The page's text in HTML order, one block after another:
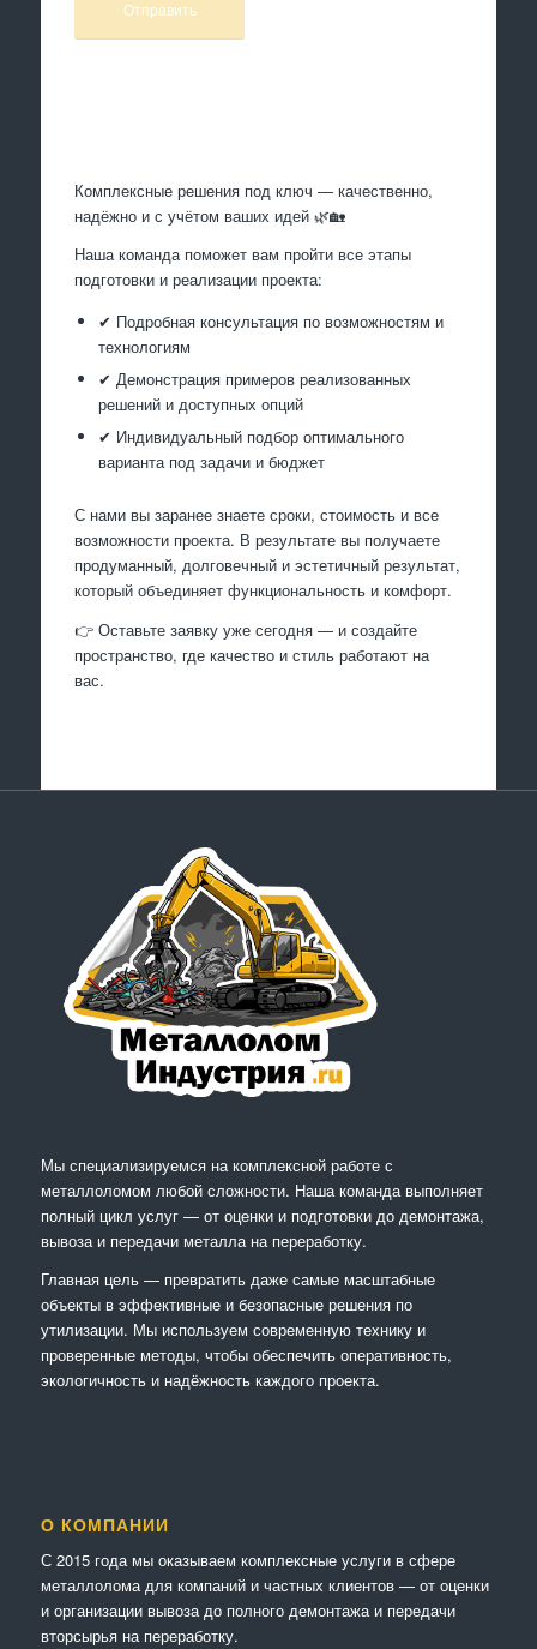
Комплексные решения под ключ — качественно,
надёжно и с учётом ваших идей 🌿🏡
Наша команда поможет вам пройти все этапы
подготовки и реализации проекта:
✔ Подробная консультация по возможностям и
технологиям
✔ Демонстрация примеров реализованных
решений и доступных опций
✔ Индивидуальный подбор оптимального
варианта под задачи и бюджет
С нами вы заранее знаете сроки, стоимость и все
возможности проекта. В результате вы получаете
продуманный, долговечный и эстетичный результат,
который объединяет функциональность и комфорт.
👉 Оставьте заявку уже сегодня — и создайте
пространство, где качество и стиль работают на
вас.
Мы специализируемся на комплексной работе с
металлоломом любой сложности. Наша команда выполняет
полный цикл услуг — от оценки и подготовки до демонтажа,
вывоза и передачи металла на переработку.
Главная цель — превратить даже самые масштабные
объекты в эффективные и безопасные решения по
утилизации. Мы используем современную технику и
проверенные методы, чтобы обеспечить оперативность,
экологичность и надёжность каждого проекта.
О КОМПАНИИ
С 2015 года мы оказываем комплексные услуги в сфере
металлолома для компаний и частных клиентов — от оценки
и организации вывоза до полного демонтажа и передачи
вторсырья на переработку.